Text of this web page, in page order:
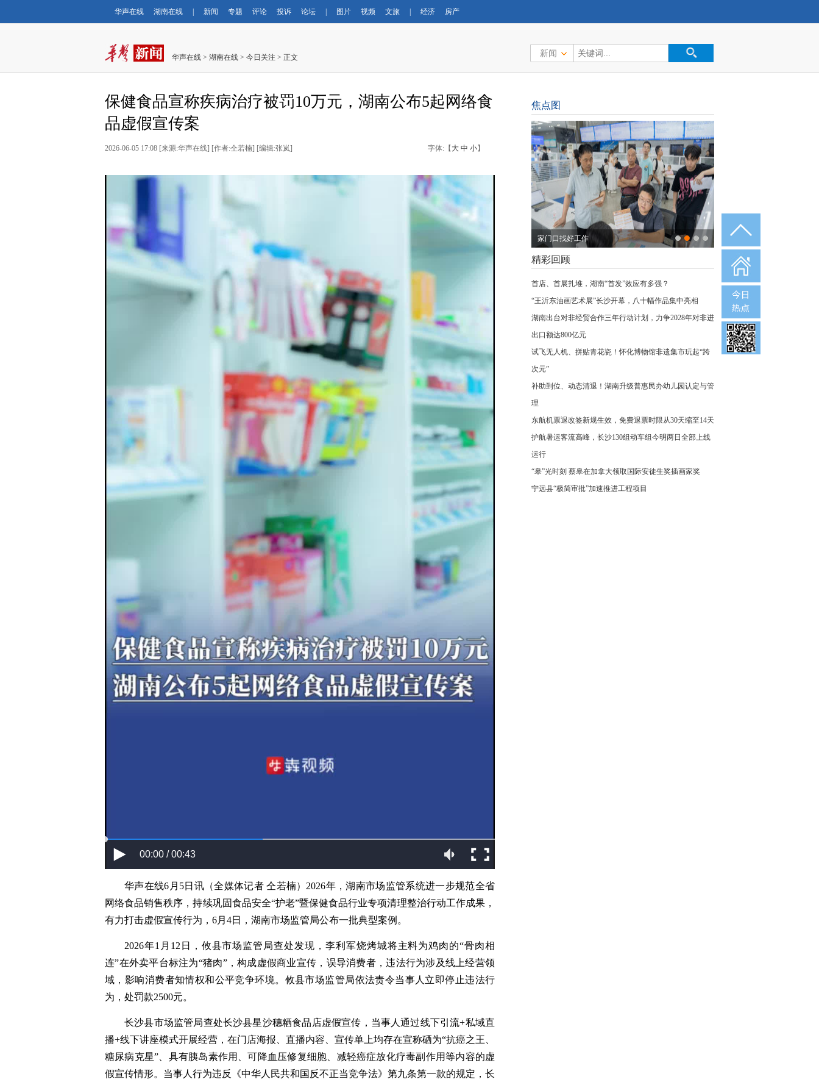
华声在线 湖南在线 新闻 专题 评论 投诉 论坛 图片 视频 文旅 经济 房产
华声在线 > 湖南在线 > 今日关注 > 正文 新闻
保健食品宣称疾病治疗被罚10万元，湖南公布5起网络食
品虚假宣传案
2026-06-05 17:08 [来源:华声在线] [作者:仝若楠] [编辑:张岚] 字体:【 大 中 小】
00:00 / 00:43
华声在线6月5日讯（全媒体记者 仝若楠）2026年，湖南市场监管系统进一步规范全省
网络食品销售秩序，持续巩固食品安全“护老”暨保健食品行业专项清理整治行动工作成果，
有力打击虚假宣传行为，6月4日，湖南市场监管局公布一批典型案例。
2026年1月12日，攸县市场监管局查处发现，李利军烧烤城将主料为鸡肉的“骨肉相
连”在外卖平台标注为“猪肉”，构成虚假商业宣传，误导消费者，违法行为涉及线上经营领
域，影响消费者知情权和公平竞争环境。攸县市场监管局依法责令当事人立即停止违法行
为，处罚款2500元。
长沙县市场监管局查处长沙县星沙穗粞食品店虚假宣传，当事人通过线下引流+私域直
播+线下讲座模式开展经营，在门店海报、直播内容、宣传单上均存在宣称硒为“抗癌之王、
糖尿病克星”、具有胰岛素作用、可降血压修复细胞、减轻癌症放化疗毒副作用等内容的虚
假宣传情形。当事人行为违反《中华人民共和国反不正当竞争法》第九条第一款的规定，长
焦点图
家门口找好工作
精彩回顾
首店、首展扎堆，湖南“首发”效应有多强？
“王沂东油画艺术展”长沙开幕，八十幅作品集中亮相
湖南出台对非经贸合作三年行动计划，力争2028年对非进
出口额达800亿元
试飞无人机、拼贴青花瓷！怀化博物馆非遗集市玩起“跨
次元”
补助到位、动态清退！湖南升级普惠民办幼儿园认定与管
理
东航机票退改签新规生效，免费退票时限从30天缩至14天
护航暑运客流高峰，长沙130组动车组今明两日全部上线
运行
“皋”光时刻 蔡皋在加拿大领取国际安徒生奖插画家奖
宁远县“极简审批”加速推进工程项目